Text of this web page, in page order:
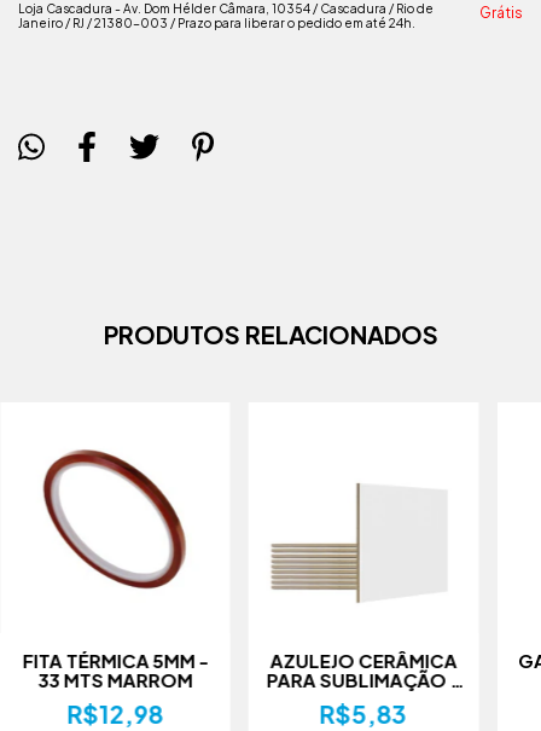
Loja Cascadura - Av. Dom Hélder Câmara, 10354 / Cascadura / Rio de
Janeiro / RJ / 21380-003 / Prazo para liberar o pedido em até 24h.
Grátis
PRODUTOS RELACIONADOS
FITA TÉRMICA 5MM -
33 MTS MARROM
R$12,98
AZULEJO CERÂMICA
PARA SUBLIMAÇÃO -
15X15 CM BRANCO
R$5,83